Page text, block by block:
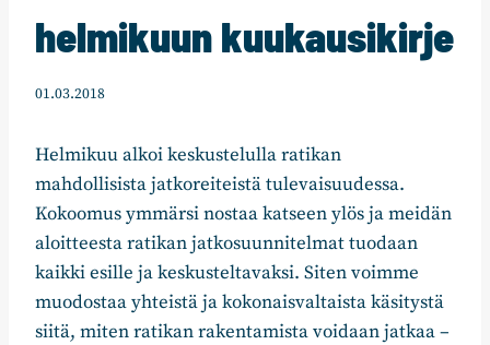
helmikuun kuukausikirje
01.03.2018
Helmikuu alkoi keskustelulla ratikan
mahdollisista jatkoreiteistä tulevaisuudessa.
Kokoomus ymmärsi nostaa katseen ylös ja meidän
aloitteesta ratikan jatkosuunnitelmat tuodaan
kaikki esille ja keskusteltavaksi. Siten voimme
muodostaa yhteistä ja kokonaisvaltaista käsitystä
siitä, miten ratikan rakentamista voidaan jatkaa –